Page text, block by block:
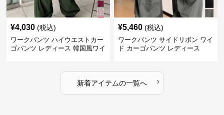
¥4,030 (税込)
ワークパンツ ハイウエストカー
ゴパンツ レディース 韓国風ワイ
¥5,460 (税込)
ワークパンツ サイドリボン ワイ
ド カーゴパンツ レディース
新着アイテムの一覧へ ›